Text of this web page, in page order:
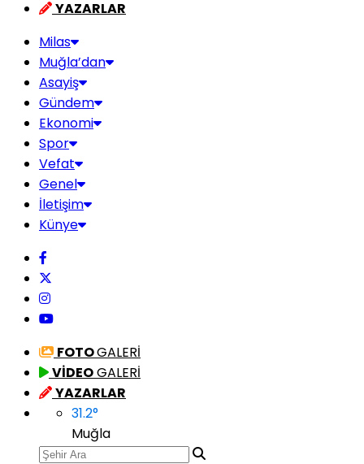
YAZARLAR
Milas
Muğla’dan
Asayiş
Gündem
Ekonomi
Spor
Vefat
Genel
İletişim
Künye
FOTOGALERİ
VİDEOGALERİ
YAZARLAR
31.2°
Muğla